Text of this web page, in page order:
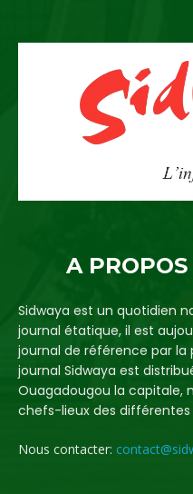
A
Sidwaya est un quotidien
journal étatique, il est
journal de référence par la
journal Sidwaya est
Ouagadougou la capitale,
chefs-lieux des différentes
Nous contacter: